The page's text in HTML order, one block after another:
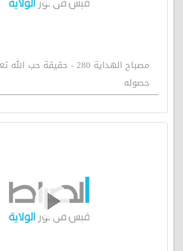
مصباح الهداية 280 - حقيقة حب
حصوله